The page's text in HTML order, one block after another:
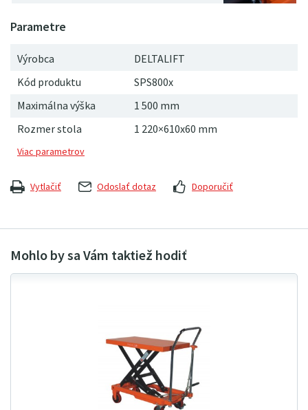
Výrobca
DELTALIFT
Kód produktu
SPS800x
Maximálna výška
1500 mm
Rozmer stola
1 220×610x60 mm
Vytlačiť Odoslať dotaz Doporučiť